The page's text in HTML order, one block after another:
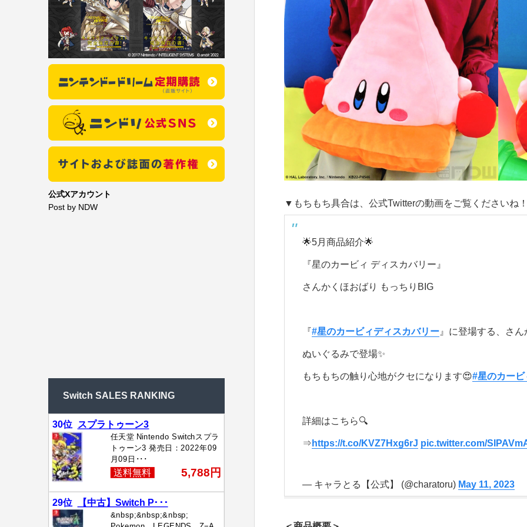
▼もちもち具合は、公式Twitterの動画をご覧くださいね
🌟5月商品紹介🌟
『星のカービィ ディスカバリー』
さんかくほおばり もっちりBIG
『#星のカービィディスカバリー』に登場する、さ
ぬいぐるみで登場✨
もちもちの触り心地がクセになります😍#星のカービ
詳細はこちら🔍
⇒ https://t.co/KVZ7Hxg6rJ pic.twitter.com/
— キャラとる【公式】 (@charatoru) May 11, 2023
公式Xアカウント
Post by NDW
Switch SALES RANKING